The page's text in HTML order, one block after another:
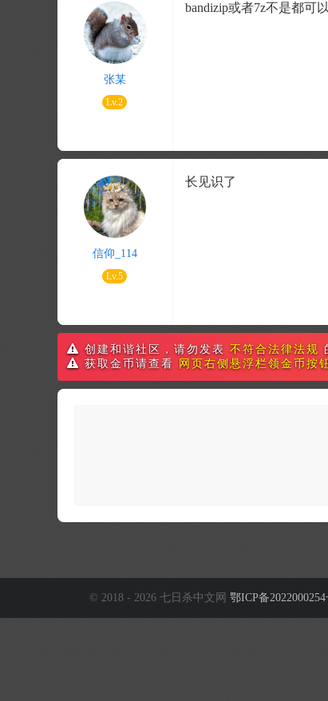
张某
Lv.2
bandizip或者7z不是都可
信仰_114
Lv.5
长见识了
创建和谐社区，请勿发表 不符合法律法规
获取金币请查看
网页右侧悬浮栏领金币按
© 2018 - 2026 七日杀中文网 鄂ICP备2022000254